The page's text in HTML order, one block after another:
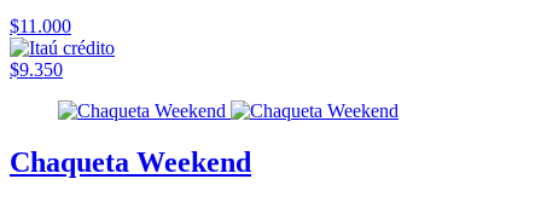
$11.000
$9.350
Chaqueta Weekend